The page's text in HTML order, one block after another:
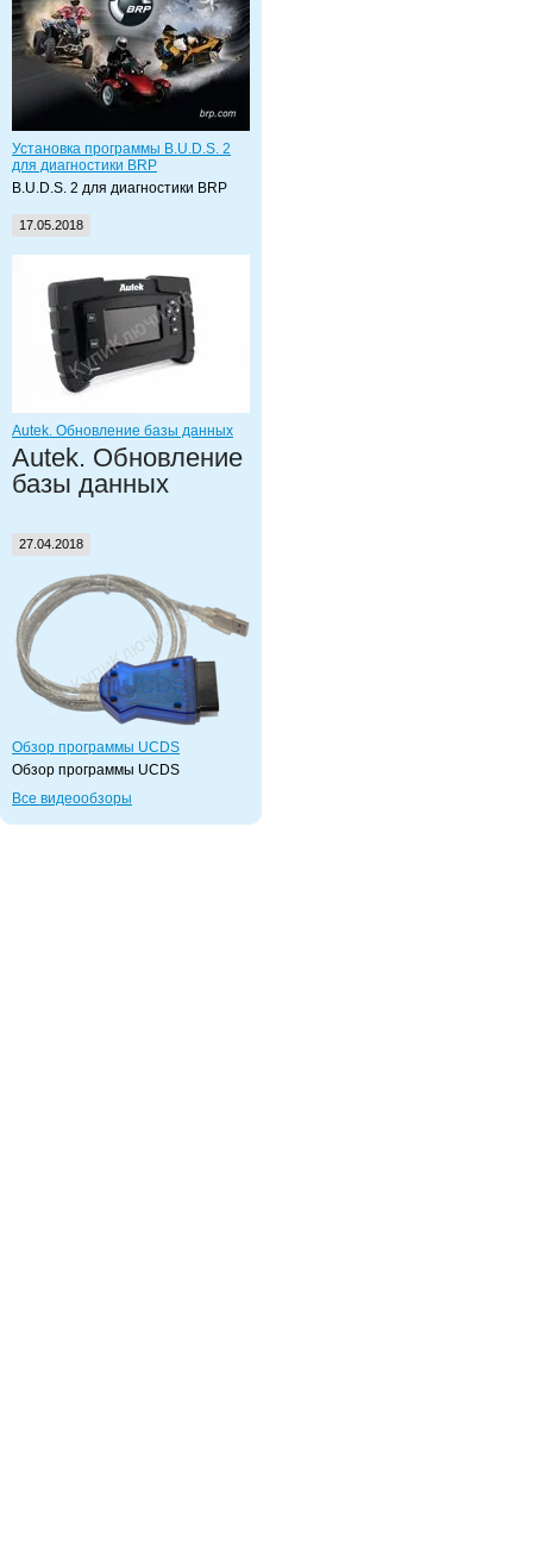
Установка программы B.U.D.S. 2
для диагностики BRP
B.U.D.S. 2 для диагностики BRP
17.05.2018
Autek. Обновление базы данных
Autek. Обновление
базы данных
27.04.2018
Обзор программы UCDS
Обзор программы UCDS
Все видеообзоры